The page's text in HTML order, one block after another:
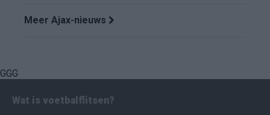
Meer Ajax-nieuws
GGG
Wat is voetbalflitsen?